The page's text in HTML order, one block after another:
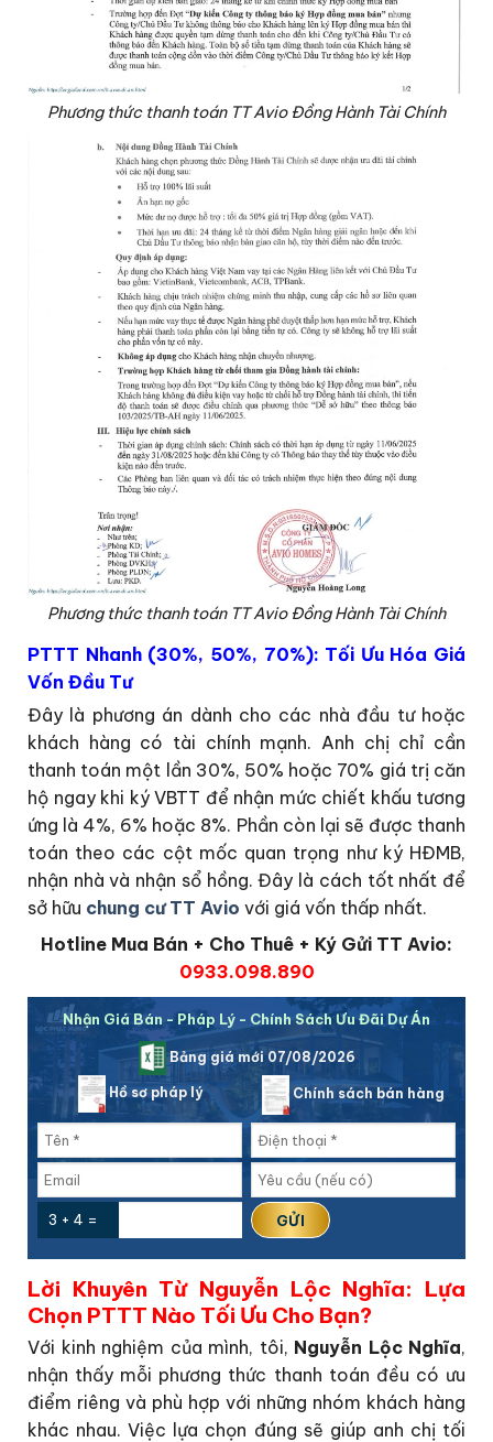
Phương thức thanh toán TT Avio Đồng Hành Tài Chính
Phương thức thanh toán TT Avio Đồng Hành Tài Chính
PTTT Nhanh (30%, 50%, 70%): Tối Ưu Hóa Giá
Vốn Đầu Tư
Đây là phương án dành cho các nhà đầu tư hoặc
khách hàng có tài chính mạnh. Anh chị chỉ cần
thanh toán một lần 30%, 50% hoặc 70% giá trị căn
hộ ngay khi ký VBTT để nhận mức chiết khấu tương
ứng là 4%, 6% hoặc 8%. Phần còn lại sẽ được thanh
toán theo các cột mốc quan trọng như ký HĐMB,
nhận nhà và nhận sổ hồng. Đây là cách tốt nhất để
sở hữu chung cư TT Avio với giá vốn thấp nhất.
Hotline Mua Bán + Cho Thuê + Ký Gửi TT Avio:
0933.098.890
Nhận Giá Bán - Pháp Lý - Chính Sách Ưu Đãi Dự Án
Bảng giá mới 07/08/2026
Hồ sơ pháp lý Chính sách bán hàng
3 + 4 =
Lời Khuyên Từ Nguyễn Lộc Nghĩa: Lựa
Chọn PTTT Nào Tối Ưu Cho Bạn?
Với kinh nghiệm của mình, tôi, Nguyễn Lộc Nghĩa,
nhận thấy mỗi phương thức thanh toán đều có ưu
điểm riêng và phù hợp với những nhóm khách hàng
khác nhau. Việc lựa chọn đúng sẽ giúp anh chị tối